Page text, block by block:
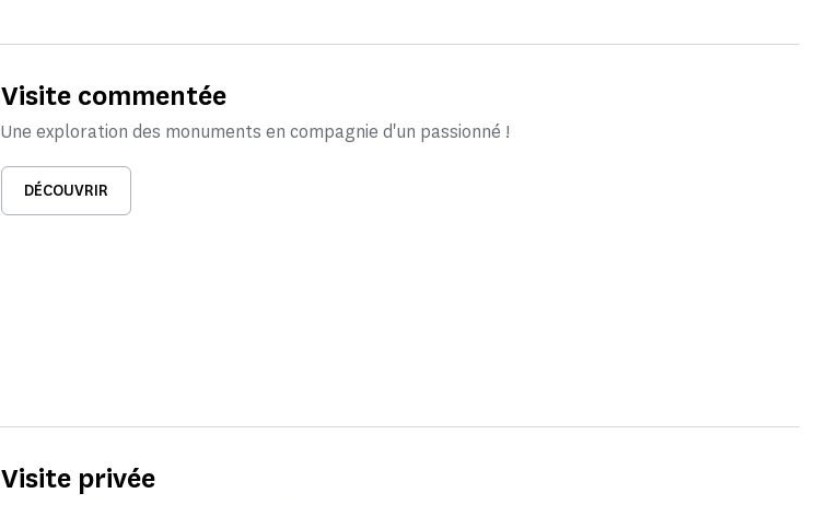
Visite commentée
Une exploration des monuments en compagnie d'un passionné !
DÉCOUVRIR
Visite privée